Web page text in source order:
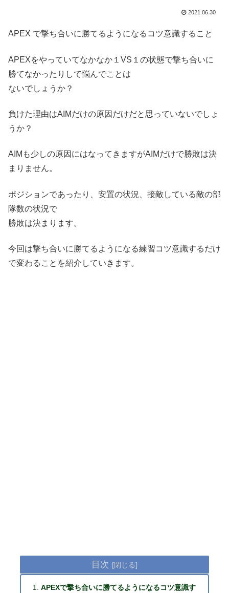
2021.06.30
APEX で撃ち合いに勝てるようになるコツ意識すること
APEXをやっていてなかなか１VS１の状態で撃ち合いに
勝てなかったりして悩んでことは
ないでしょうか？
負けた理由はAIMだけの原因だけだと思っていないでしょ
うか？
AIMも少しの原因にはなってきますがAIMだけで勝敗は決
まりません。
ポジションであったり、安置の状況、接敵している敵の部
隊数の状況で
勝敗は決まります。
今回は撃ち合いに勝てるようになる練習コツ意識するだけ
で変わることを紹介していきます。
目次
APEXで撃ち合いに勝てるようになるコツ意識す